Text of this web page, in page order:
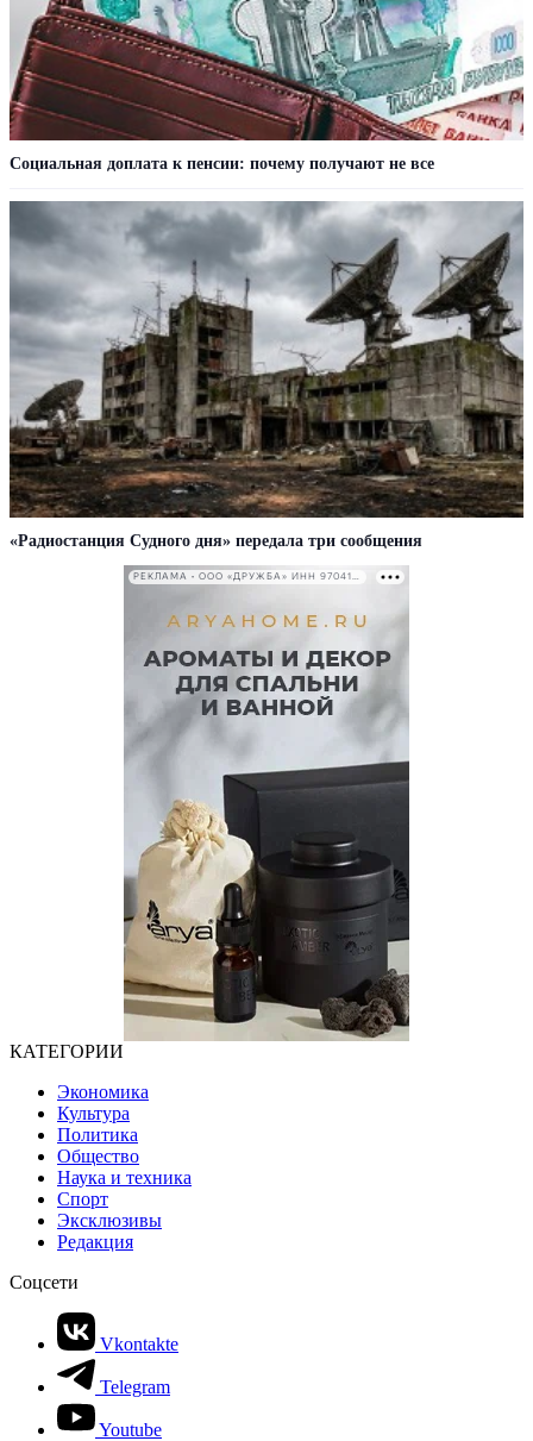
Социальная доплата к пенсии: почему получают не все
«Радиостанция Судного дня» передала три сообщения
РЕКЛАМА • ООО «ДРУЖБА» ИНН 9704146411
КАТЕГОРИИ
Экономика
Культура
Политика
Общество
Наука и техника
Спорт
Эксклюзивы
Редакция
Соцсети
Vkontakte
Telegram
Youtube